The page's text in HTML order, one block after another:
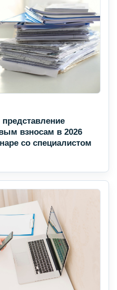
взносам в 2026
со специалистом